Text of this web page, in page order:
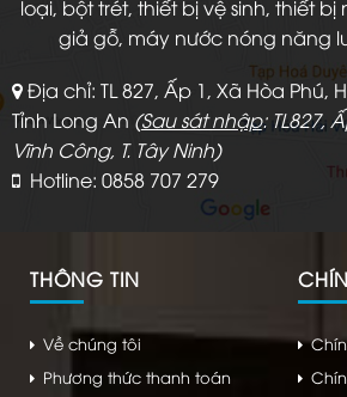
loại, bột trét, thiết bị vệ sinh, thiết
giả gỗ, máy nước nóng năng
Địa chỉ: TL 827, Ấp 1, Xã Hòa Phú,
Tỉnh Long An (Sau sát nhập: TL827,
Vĩnh Công, T. Tây Ninh)
Hotline: 0858 707 279
THÔNG TIN
Về chúng tôi
Phương thức thanh toán